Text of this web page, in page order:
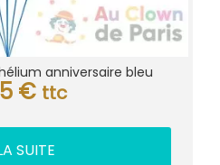
anniversaire bleu
€ ttc
SUITE